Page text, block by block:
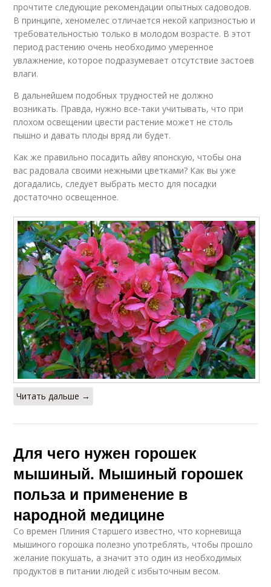
прочтите следующие рекомендации опытных садоводов.
В принципе, хеномелес отличается некой капризностью и
требовательностью только в молодом возрасте. В этот
период растению очень необходимо умеренное
увлажнение, которое подразумевает отсутствие застоев
влаги.
В дальнейшем подобных трудностей не должно
возникать. Правда, нужно все-таки учитывать, что при
плохом освещении цвести растение может не столь
пышно и давать плоды вряд ли будет.
Как же правильно посадить айву японскую, чтобы она
вас радовала своими нежными цветками? Как вы уже
догадались, следует выбрать место для посадки
достаточно освещенное.
Читать дальше →
Для чего нужен горошек
мышиный. Мышиный горошек
польза и применение в
народной медицине
Со времен Плиния Старшего известно, что корневища
мышиного горошка полезно употреблять, чтобы прошло
желание покушать, а значит это один из необходимых
продуктов в питании людей с избыточным весом.